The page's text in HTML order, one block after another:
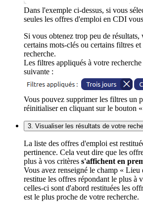
Dans l'exemple ci-dessus, si vous
seules les offres d'emploi en CDI
Si vous obtenez trop peu de
certains mots-clés ou certains filtres
recherche.
Les filtres appliqués à votre
suivante :
Vous pouvez supprimer les filtres un
réinitialiser en cliquant sur le bouton
3. Visualiser les résultats de votre
La liste des offres d'emploi est
pertinence. Cela veut dire que les
plus à vos critères s'affichent en
Vous avez renseigné le champ «
restitue les offres répondant le plus à
celles-ci sont d'abord restituées les
est le plus proche de votre recherche.